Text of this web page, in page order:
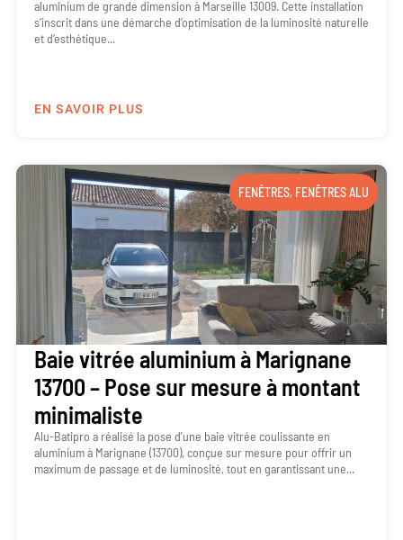
aluminium de grande dimension à Marseille 13009. Cette installation
s’inscrit dans une démarche d’optimisation de la luminosité naturelle
et d’esthétique...
EN SAVOIR PLUS
FENÊTRES, FENÊTRES ALU
Baie vitrée aluminium à Marignane
13700 – Pose sur mesure à montant
minimaliste
Alu-Batipro a réalisé la pose d’une baie vitrée coulissante en
aluminium à Marignane (13700), conçue sur mesure pour offrir un
maximum de passage et de luminosité, tout en garantissant une...